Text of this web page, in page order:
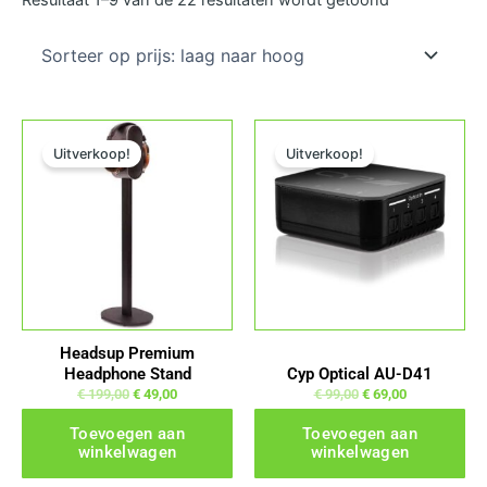
hoog
Uitverkoop!
Headsup Premium
Headphone Stand
€199,00
Oorspronkelijke prijs was: € 199,00.
€ 49,00
Huidige prijs is: € 49,00.
Toevoegen aan
winkelwagen
Uitverkoop!
Cyp Optical AU-D41
€99,00
Oorspronkelijke prijs was: € 99,00.
€69,00
Huidige prijs is: € 69,00.
Toevoegen aan
winkelwagen